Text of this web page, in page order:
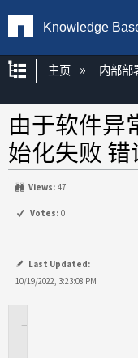
Knowledge
扩展/隐缩全
主页 内部部
由于软件异
始化失败 错
Views: 47
Votes: 0
Last Updated:
10/19/2022, 3:23:08 PM